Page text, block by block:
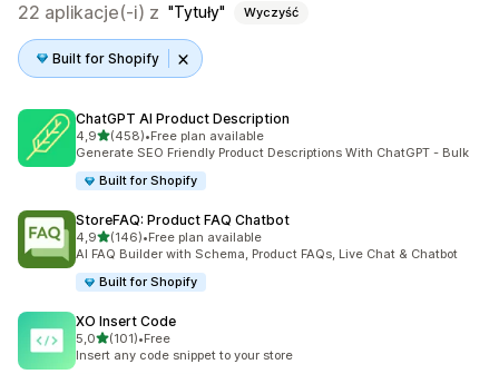
22 aplikacje(-i) z Tytuły Wyczyść
Built for Shopify
ChatGPT AI Product Description
4,9na 5 gwiazdek
(458)
Łączna liczba recenzji: 458
•Free plan available
Generate SEO Friendly Product Descriptions With ChatGPT - Bulk
Built for Shopify
StoreFAQ: Product FAQ Chatbot
4,9na 5 gwiazdek
(146)
Łączna liczba recenzji: 146
•Free plan available
AI FAQ Builder with Schema, Product FAQs, Live Chat & Chatbot
Built for Shopify
XO Insert Code
5,0na 5 gwiazdek
(101)
Łączna liczba recenzji: 101
•Free
Insert any code snippet to your store